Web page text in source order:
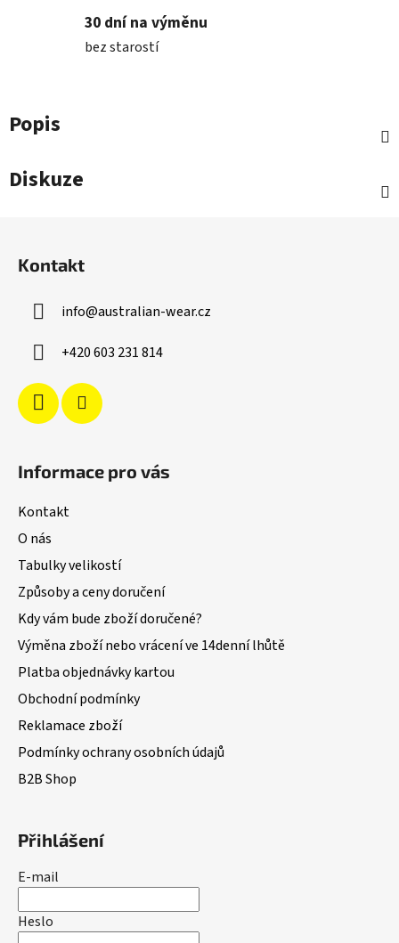
30 dní na výměnu
bez starostí
Popis
Diskuze
Kontakt
info@australian-wear.cz
+420 603 231 814
Informace pro vás
Kontakt
O nás
Tabulky velikostí
Způsoby a ceny doručení
Kdy vám bude zboží doručené?
Výměna zboží nebo vrácení ve 14denní lhůtě
Platba objednávky kartou
Obchodní podmínky
Reklamace zboží
Podmínky ochrany osobních údajů
B2B Shop
Přihlášení
E-mail
Heslo